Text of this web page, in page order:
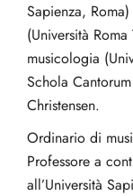
Sapienza,
(Università
musicologia
Schola
Christensen.
Ordinario di
Professore a
all’Università